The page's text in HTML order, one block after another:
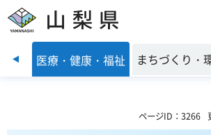
山梨県
て 医療・健康・福祉 まちづくり・
ページID：3266